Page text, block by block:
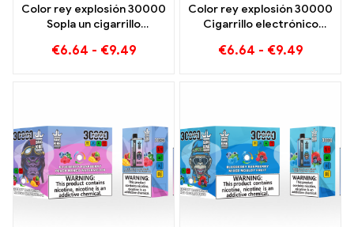
Color rey explosión 30000
Sopla un cigarrillo
sabores Red Bull Energy
€6.64 - €9.49
Color rey explosión 30000
Cigarrillo electrónico
de alta calidad con los
€6.64 - €9.49